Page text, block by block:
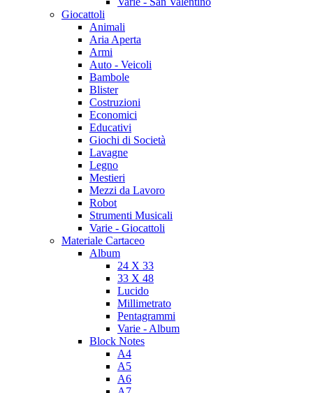
Giocattoli
Animali
Aria Aperta
Armi
Auto - Veicoli
Bambole
Blister
Costruzioni
Economici
Educativi
Giochi di Società
Lavagne
Legno
Mestieri
Mezzi da Lavoro
Robot
Strumenti Musicali
Varie - Giocattoli
Materiale Cartaceo
Album
24 X 33
33 X 48
Lucido
Millimetrato
Pentagrammi
Varie - Album
Block Notes
A4
A5
A6